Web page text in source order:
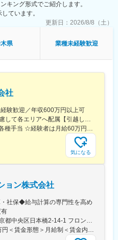
梨
・静岡
・島根・鳥取
崎・鹿児島・熊本・佐賀・長崎・沖
務
手製薬会社のプロジェクトで働ける
成｜専門性の高いキャリア形成
旅行・ホテル、介護、公務員、教
業務理解）
ージャーなど周囲のサポートを受
ペシャリスト・管理職や本社管理職
アチェンジの可能性アリ）
基礎から習得）
タートできる環境
担）※条件あり
キング形式でご紹介します。
ています。
更新日： 2026/8/8（土）
県 業種未経験歓迎
社
験歓迎／年収600万円以上可
【U・Iターン歓迎】希望を考慮して各エリアへ配属【引越し代は会社全額負担】■本社 東京都中央区築地1-13-1 銀座松竹スクエア9F■勤務エリア：（1）北海道：北海道（2）東北：青森・秋田・岩手・山形・宮城・福島（3）関東：東京・神奈川・千葉・埼玉・茨城・栃木・群馬（4）甲信越：新潟・長野・山梨（5）東海：愛知・岐阜・三重・静岡（6）北陸：富山・石川・福井（7）近畿：大阪・京都・滋賀・奈良・和歌山・兵庫（8）中国：岡山・広島・山口・島根・鳥取（9）四国：香川・徳島・高知・愛媛（10）九州：福岡・大分・宮崎・鹿児島・熊本・佐賀・長崎・沖縄※勤務地限定～全国転勤（規定あり）の選択可能※配属エリアは希望を考慮して決定いたします。希望範囲外への転勤はありません。※変更の範囲：会社の定める事業所（リモートワーク含む）
月給41万6,667円～75万円＋各種手当 ☆経験者は月給60万円以上！・・・・・・■未経験者：月給41万6,667円～＋各種手当※上記には固定残業代（7万9,114円～／30時間分）を含みます。※超過分は別途全額支給いたします。◎手当を含めれば初年度から年収600万円以上も可能！・・・・・・■経験者：月給60万円～75万円＋各種手当※上記には固定残業代（11万760円～／30時間分）を含みます。※超過分は別途全額支給いたします。＜年収例＞◎初年度年収は700万円以上！◎最大年収900万円以上も目指せる♪・・・・・・＼社員の年収例／ 800万円／36歳（入社3年） 860万円／42歳（入社4年） 920万円／45歳（入社6年） ※諸手当含む
気になる
ョン株式会社
・社保◆給与計算の専門性を高め
＜勤務地詳細＞本社住所：東京都中央区日本橋2-14-1 フロントプレイス日本橋勤務地最寄駅：各線／日本橋駅受動喫煙対策：敷地内喫煙可能場所あり変更の範囲：会社の定める事業所
＜予定年収＞450万円～600万円＜賃金形態＞月給制＜賃金内訳＞月額（基本給）：243,000円～330,300円固定残業手当/月：57,000円～77,700円（固定残業時間30時間0分/月）超過した時間外労働の残業手当は追加支給＜月給＞300,000円～408,000円（一律手当を含む）＜昇給有無＞有＜残業手当＞有＜給与補足＞※上記金額にスキル・ご経験に応じて加算する可能性がございます※給与詳細は、経験・スキルを考慮した上で決定。■昇給：年1回（4月）賃金はあくまでも目安の金額であり、選考を通じて上下する可能性があります。月給(月額)は固定手当を含めた表記です。